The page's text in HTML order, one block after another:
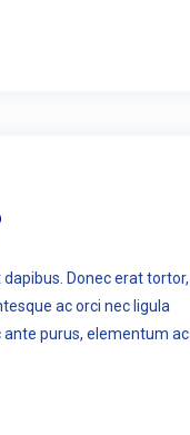
Donec erat tortor,
ac orci nec ligula
ante purus, elementum ac